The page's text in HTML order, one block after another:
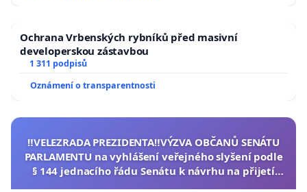
Ochrana Vrbenských rybníků před masivní
developerskou zástavbou
1 311 podpisů
Oznámení o transparentnosti
‼️VELEZRADA PREZIDENTA‼️VÝZVA OBČANŮ SENÁTU
PARLAMENTU na vyhlášení veřejného slyšení podle
§ 144 jednacího řádu Senátu k návrhu na přijetí